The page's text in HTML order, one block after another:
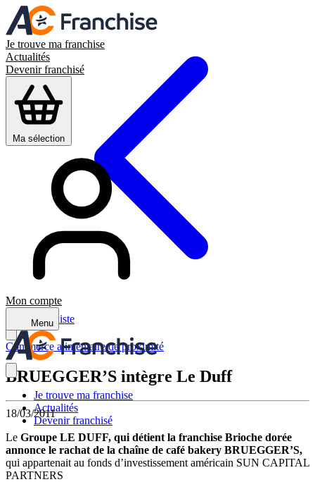
Je trouve ma franchise
Actualités
Devenir franchisé
Ma sélection
Mon compte
Menu
Je trouve ma franchise
Actualités
Devenir franchisé
Retour à la liste
Commerce alimentaire de proximité
BRUEGGER’S intègre Le Duff
18/03/2011
Le Groupe LE DUFF, qui détient la franchise Brioche dorée
annonce le rachat de la chaîne de café bakery BRUEGGER’S,
qui appartenait au fonds d’investissement américain SUN CAPITAL
PARTNERS